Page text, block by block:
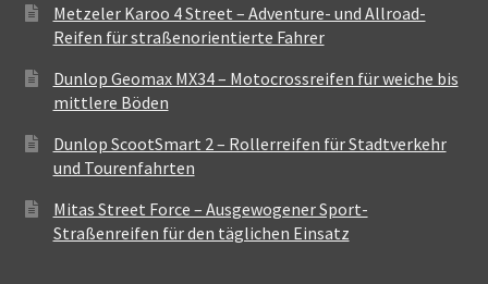
Metzeler Karoo 4 Street – Adventure- und Allroad-
Reifen für straßenorientierte Fahrer
Dunlop Geomax MX34 – Motocrossreifen für weiche bis
mittlere Böden
Dunlop ScootSmart 2 – Rollerreifen für Stadtverkehr
und Tourenfahrten
Mitas Street Force – Ausgewogener Sport-
Straßenreifen für den täglichen Einsatz